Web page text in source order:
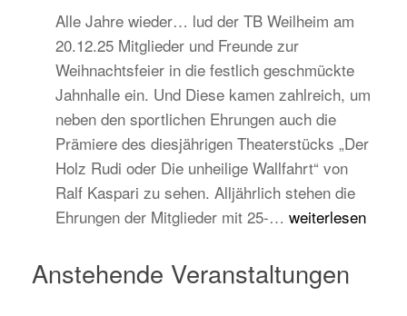
Alle Jahre wieder… lud der TB Weilheim am
20.12.25 Mitglieder und Freunde zur
Weihnachtsfeier in die festlich geschmückte
Jahnhalle ein. Und Diese kamen zahlreich, um
neben den sportlichen Ehrungen auch die
Prämiere des diesjährigen Theaterstücks „Der
Holz Rudi oder Die unheilige Wallfahrt“ von
Ralf Kaspari zu sehen. Alljährlich stehen die
Ehrungen der Mitglieder mit 25-… Weihnachtsfeier
2025/2026
weiterlesen
Anstehende Veranstaltungen